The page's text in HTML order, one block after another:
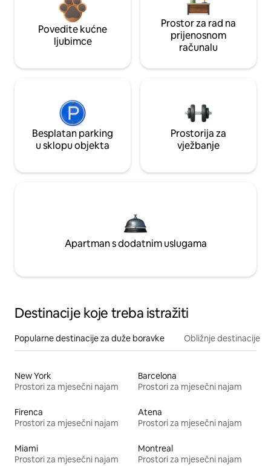
Povedite kućne
ljubimce
Prostor za rad na
prijenosnom
računalu
Besplatan parking
u sklopu objekta
Prostorija za
vježbanje
Apartman s dodatnim uslugama
Destinacije koje treba istražiti
Popularne destinacije za duže boravke Obližnje destinacije
New York
Prostori za mjesečni najam
Barcelona
Prostori za mjesečni najam
Firenca
Prostori za mjesečni najam
Atena
Prostori za mjesečni najam
Miami
Prostori za mjesečni najam
Montreal
Prostori za mjesečni najam